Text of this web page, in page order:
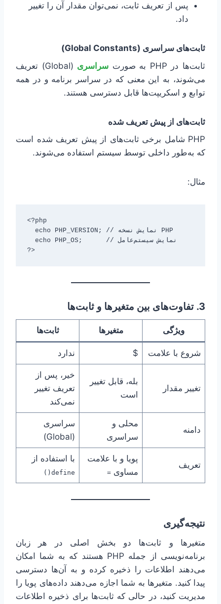
پس از تعریف ثابت، نمی‌توان مقدار آن را تغییر
داد.
ثابت‌های سراسری (Global Constants)
ثابت‌ها در PHP به صورت
سراسری
(Global) تعریف
می‌شوند، به این معنی که در سراسر برنامه و در همه
توابع و اسکریپت‌ها قابل دسترسی هستند.
ثابت‌های از پیش تعریف شده
PHP شامل برخی ثابت‌های از پیش تعریف شده است
که به‌طور داخلی توسط سیستم استفاده می‌شوند.
مثال:
<?php
?>
3. تفاوت‌های بین متغیرها و ثابت‌ها
ویژگی متغیرها ثابت‌ها
شروع با علامت $ ندارد
تغییر مقدار
بله، قابل تغییر
است
خیر، پس از
تعریف تغییر
نمی‌کند
دامنه
محلی و
سراسری
سراسری
(Global)
تعریف
پویا و با علامت
مساوی=
با استفاده از
define()
نتیجه‌گیری
متغیرها و ثابت‌ها دو بخش اصلی در هر زبان
برنامه‌نویسی از جمله PHP هستند که به شما امکان
می‌دهند اطلاعات را ذخیره کرده و به آن‌ها دسترسی
پیدا کنید. متغیرها به شما اجازه می‌دهند داده‌های پویا را
مدیریت کنید، در حالی که ثابت‌ها برای ذخیره اطلاعات